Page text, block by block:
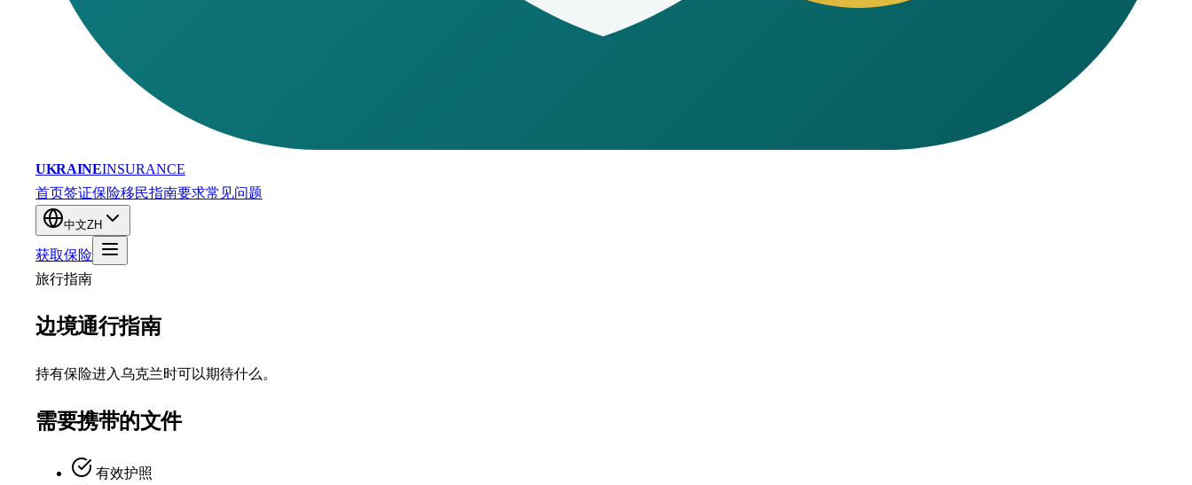
UKRAINEINSURANCE
首页签证保险移民指南要求常见问题
中文ZH
获取保险
旅行指南
边境通行指南
持有保险进入乌克兰时可以期待什么。
需要携带的文件
有效护照